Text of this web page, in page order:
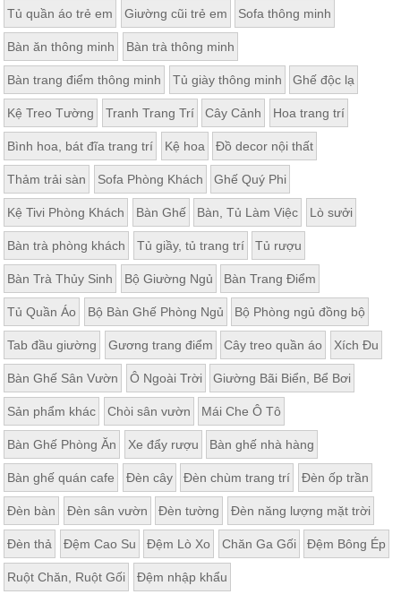
Tủ quần áo trẻ em Giường cũi trẻ em Sofa thông minh
Bàn ăn thông minh Bàn trà thông minh
Bàn trang điểm thông minh Tủ giày thông minh Ghế độc lạ
Kệ Treo Tường Tranh Trang Trí Cây Cảnh Hoa trang trí
Bình hoa, bát đĩa trang trí Kệ hoa Đồ decor nội thất
Thảm trải sàn Sofa Phòng Khách Ghế Quý Phi
Kệ Tivi Phòng Khách Bàn Ghế Bàn, Tủ Làm Việc Lò sưởi
Bàn trà phòng khách Tủ giầy, tủ trang trí Tủ rượu
Bàn Trà Thủy Sinh Bộ Giường Ngủ Bàn Trang Điểm
Tủ Quần Áo Bộ Bàn Ghế Phòng Ngủ Bộ Phòng ngủ đồng bộ
Tab đầu giường Gương trang điểm Cây treo quần áo Xích Đu
Bàn Ghế Sân Vườn Ô Ngoài Trời Giường Bãi Biển, Bể Bơi
Sản phẩm khác Chòi sân vườn Mái Che Ô Tô
Bàn Ghế Phòng Ăn Xe đẩy rượu Bàn ghế nhà hàng
Bàn ghế quán cafe Đèn cây Đèn chùm trang trí Đèn ốp trần
Đèn bàn Đèn sân vườn Đèn tường Đèn năng lượng mặt trời
Đèn thả Đệm Cao Su Đệm Lò Xo Chăn Ga Gối Đệm Bông Ép
Ruột Chăn, Ruột Gối Đệm nhập khẩu